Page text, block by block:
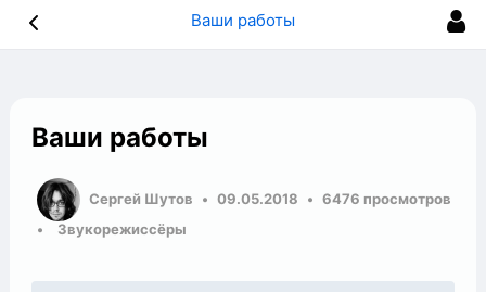
Ваши работы
Ваши работы
Сергей Шутов 09.05.2018
6476 просмотров
Звукорежиссёры